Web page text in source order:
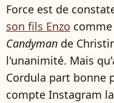
Force est de
son fils Enzo
Candyman de
l'unanimité. Mais
Cordula part bonne
compte Instagram